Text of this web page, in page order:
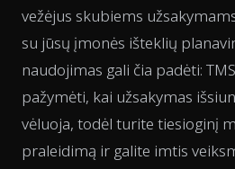
vežėjus skubiems
su jūsų įmonės išteklių
naudojimas gali čia padėti:
pažymėti, kai užsakymas
vėluoja, todėl turite tiesioginį
praleidimą ir galite imtis